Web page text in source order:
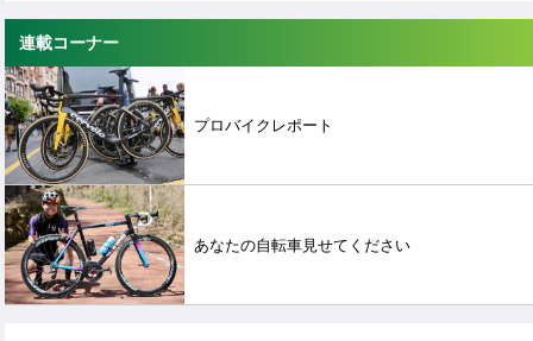
連載コーナー
プロバイクレポート
あなたの自転車見せてください